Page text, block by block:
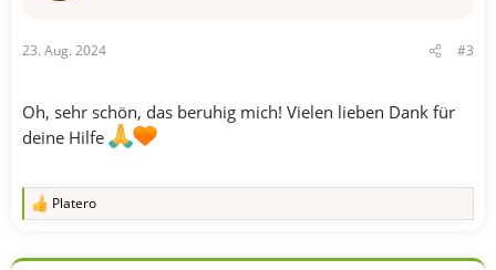
:
23. Aug. 2024 #3
Oh, sehr schön, das beruhig mich! Vielen lieben Dank für
deine Hilfe
R
k
Platero